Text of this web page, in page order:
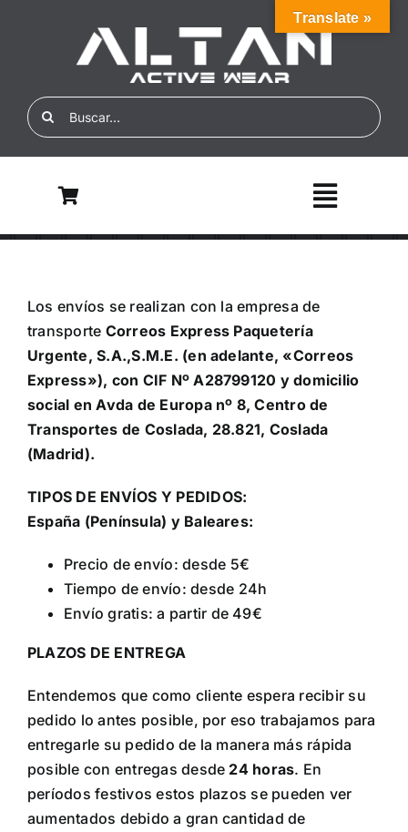
Search
for:
Toggle
Nosotros
ALTAN ECO
ALTAN QR
Sanitario
TRABAJOS REALIZADOS
CATÁLOGOS
Los envíos se realizan con la empresa de
transporte Correos Express Paquetería
Urgente, S.A.,S.M.E. (en adelante, «Correos
Express»), con CIF Nº A28799120 y domicilio
social en Avda de Europa nº 8, Centro de
Transportes de Coslada, 28.821, Coslada
(Madrid).
TIPOS DE ENVÍOS Y PEDIDOS:
España (Península) y Baleares:
Precio de envío: desde 5€
Tiempo de envío: desde 24h
Envío gratis: a partir de 49€
PLAZOS DE ENTREGA
Entendemos que como cliente espera recibir su
pedido lo antes posible, por eso trabajamos para
entregarle su pedido de la manera más rápida
posible con entregas desde 24 horas. En
períodos festivos estos plazos se pueden ver
aumentados debido a gran cantidad de
Translate »